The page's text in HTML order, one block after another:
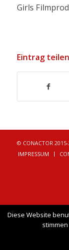
Girls
Eintrag teilen
© CONACTOR
IMPRESSUM
Diese Website